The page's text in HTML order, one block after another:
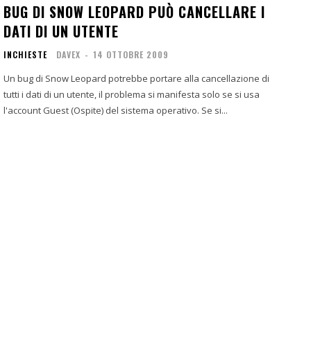
BUG DI SNOW LEOPARD PUÒ CANCELLARE I
DATI DI UN UTENTE
INCHIESTE DAVEX - 14 OTTOBRE 2009
Un bug di Snow Leopard potrebbe portare alla cancellazione di
tutti i dati di un utente, il problema si manifesta solo se si usa
l'account Guest (Ospite) del sistema operativo. Se si...